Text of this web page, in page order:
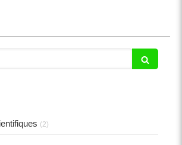
(2)